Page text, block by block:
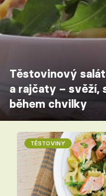
Těstovinový
a rajčaty – svěží,
během chvilky
TĚSTOVINY